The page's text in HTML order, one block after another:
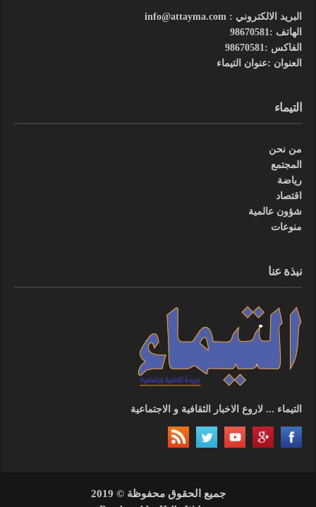
البريد الالكتروني : info@attayma.com
الهاتف :98670581
الفاكس :98670581
العنوان :عنوان التيماء
التيماء
من نحن
المجتمع
رياضة
اقتصاد
شؤون عالمية
منوعات
نبذة عنا
التيماء ... لاروع الاخبار الثقافية و الاجتماعية
جميع الحقوق محفوظة © 2019